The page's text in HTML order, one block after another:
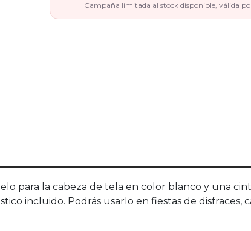
Campaña limitada al stock disponible, válida
para la cabeza de tela en color blanco y una
incluido. Podrás usarlo en fiestas de disfraces,